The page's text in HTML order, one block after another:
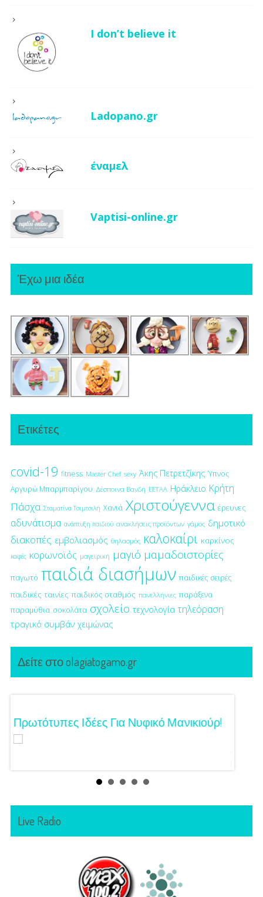
I don’t believe it
Ladopano.gr
έναμελ
Vaptisi-online.gr
Έχω μια ιδέα
Ετικέτες
covid-19 fitness Master Chef sexy Άκης Πετρετζίκης Ύπνος
Αργυρώ Μπαρμπαρίγου Δέσποινα Βανδή ΕΕΤΑΑ Ηράκλειο Κρήτη
Πάσχα Σταματίνα Τσιμτσιλή Χανιά Χριστούγεννα έρευνες
αδυνάτισμα ανάπτυξη παιδιού ανακλήσεις προϊόντων γάμος δημοτικό
διακοπές εμβολιασμός θηλασμός καλοκαίρι καρκίνος
καφές κορωνοϊός μαγειρική μαγιό μαμαδοιστορίες
παγωτό παιδιά διασήμων παιδικές σειρές
παιδικές ταινίες παιδικός σταθμός πανελλήνιες παράξενα
παραμύθια σοκολάτα σχολείο τεχνολογία τηλεόραση
τραγικό συμβάν χειμώνας
Δείτε στο olagiatogamo.gr
Πρωτότυπες Ιδέες Για Νυφικό Μανικιούρ!
Live Radio